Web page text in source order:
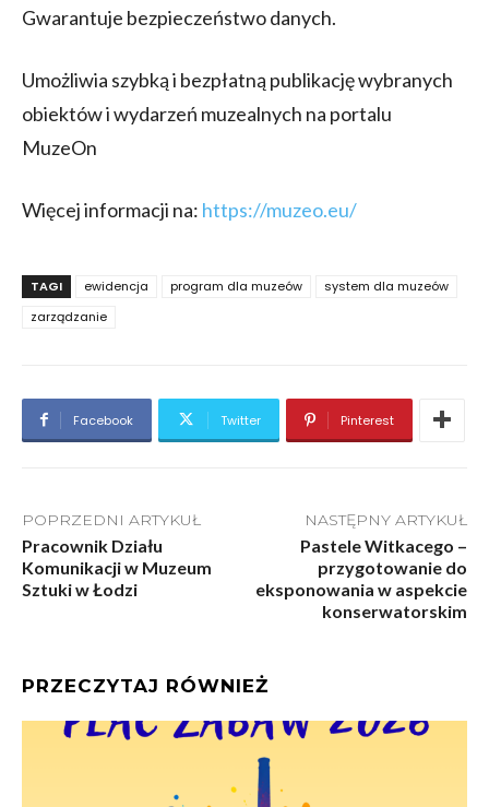
Gwarantuje bezpieczeństwo danych.
Umożliwia szybką i bezpłatną publikację wybranych
obiektów i wydarzeń muzealnych na portalu
MuzeOn
Więcej informacji na: https://muzeo.eu/
TAGI ewidencja program dla muzeów
system dla muzeów
zarządzanie
Facebook Twitter Pinterest
POPRZEDNI ARTYKUŁ
Pracownik Działu
Komunikacji w Muzeum
Sztuki w Łodzi
NASTĘPNY ARTYKUŁ
Pastele Witkacego –
przygotowanie do
eksponowania w aspekcie
konserwatorskim
PRZECZYTAJ RÓWNIEŻ